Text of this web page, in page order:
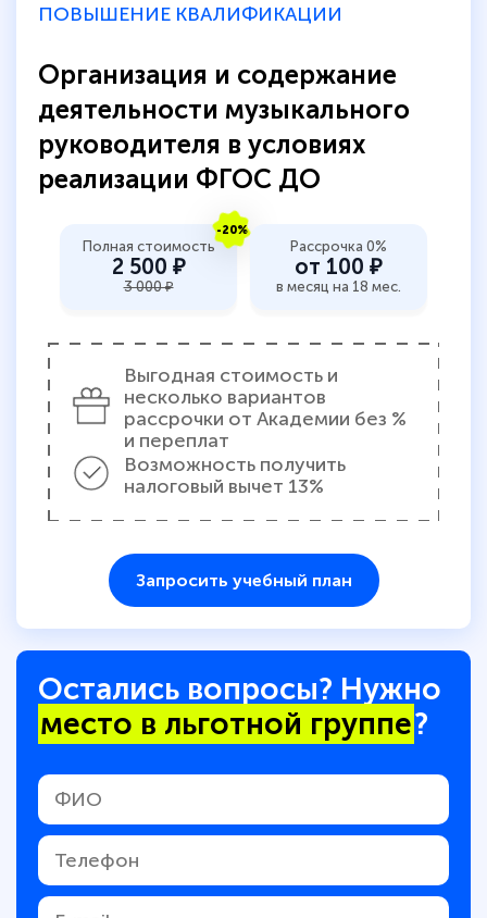
количество тематической литературы,
прохождения курса, удобная система
аттестации, проблем не возникло ни на
каком этапе…
ПОВЫШЕНИЕ КВАЛИФИКАЦИИ
Организация и содержание
деятельности музыкального
руководителя в условиях
реализации ФГОС ДО
-20%
Полная стоимость
2 500 ₽
3 000 ₽
Рассрочка 0%
от 100 ₽
в месяц на 18 мес.
Выгодная стоимость и
несколько вариантов
рассрочки от Академии без %
и переплат
Возможность получить
налоговый вычет 13%
Запросить учебный план
Остались вопросы? Нужно
место в льготной группе?